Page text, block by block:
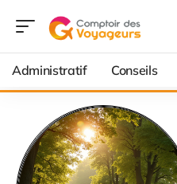
Administratif Conseils